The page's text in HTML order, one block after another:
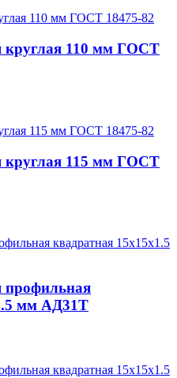
круглая 110 мм ГОСТ
круглая 115 мм ГОСТ
профильная
мм АД31Т